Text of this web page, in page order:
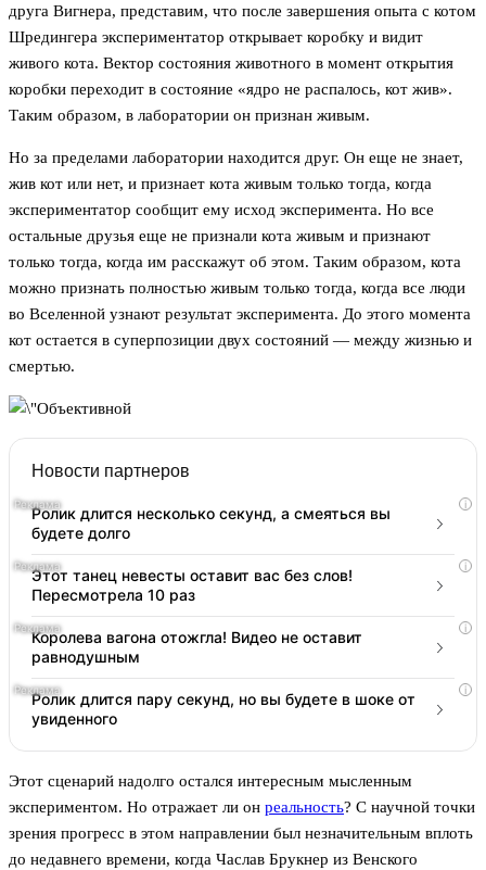
друга Вигнера, представим, что после завершения опыта с котом
Шредингера экспериментатор открывает коробку и видит
живого кота. Вектор состояния животного в момент открытия
коробки переходит в состояние «ядро не распалось, кот жив».
Таким образом, в лаборатории он признан живым.
Но за пределами лаборатории находится друг. Он еще не знает,
жив кот или нет, и признает кота живым только тогда, когда
экспериментатор сообщит ему исход эксперимента. Но все
остальные друзья еще не признали кота живым и признают
только тогда, когда им расскажут об этом. Таким образом, кота
можно признать полностью живым только тогда, когда все люди
во Вселенной узнают результат эксперимента. До этого момента
кот остается в суперпозиции двух состояний — между жизнью и
смертью.
Новости партнеров
i
Ролик длится несколько секунд, а смеяться вы
будете долго
i
Этот танец невесты оставит вас без слов!
Пересмотрела 10 раз
i
Королева вагона отожгла! Видео не оставит
равнодушным
i
Ролик длится пару секунд, но вы будете в шоке от
увиденного
Этот сценарий надолго остался интересным мысленным
экспериментом. Но отражает ли он реальность? С научной точки
зрения прогресс в этом направлении был незначительным вплоть
до недавнего времени, когда Часлав Брукнер из Венского